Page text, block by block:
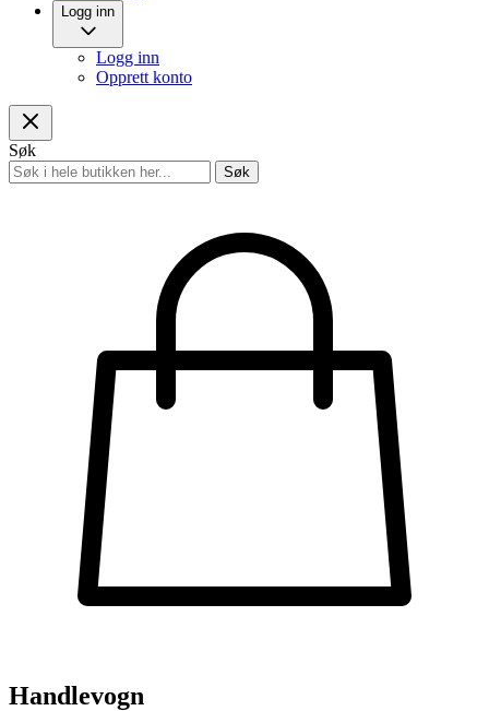
Logg inn
Logg inn
Opprett konto
Søk
Søk
Handlevogn